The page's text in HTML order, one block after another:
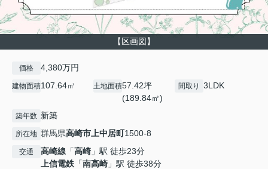
【区画図】
価格 4,380万円
建物面積107.64㎡ 土地面積57.42坪
(189.84㎡)
間取り 3LDK
築年数 新築
所在地 群馬県高崎市 上中居町1500-8
交通 高崎線 「高崎 」駅 徒歩23分
上信電鉄 「南高崎 」駅 徒歩38分